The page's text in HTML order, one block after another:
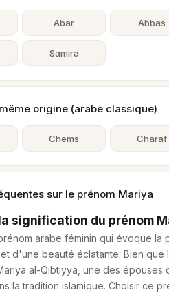
Abar Abbas
Samira
origine (arabe classique)
Chems Charaf
sur le prénom Mariya
signification du prénom
arabe féminin qui évoque
d'une beauté éclatante. Bien que
al-Qibtiyya, une des
la tradition islamique. Choisir ce